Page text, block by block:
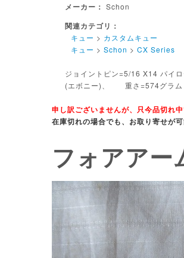
メーカー： Schon
関連カテゴリ：
キュー > カスタムキュー
キュー >Schon >CX Series
ジョイントピン=5/16 X14 パイ
(エボニー)、 重さ=574グラム (
申し訳ございませんが、只今品切れ中
在庫切れの場合でも、お取り寄せが
フォアアー